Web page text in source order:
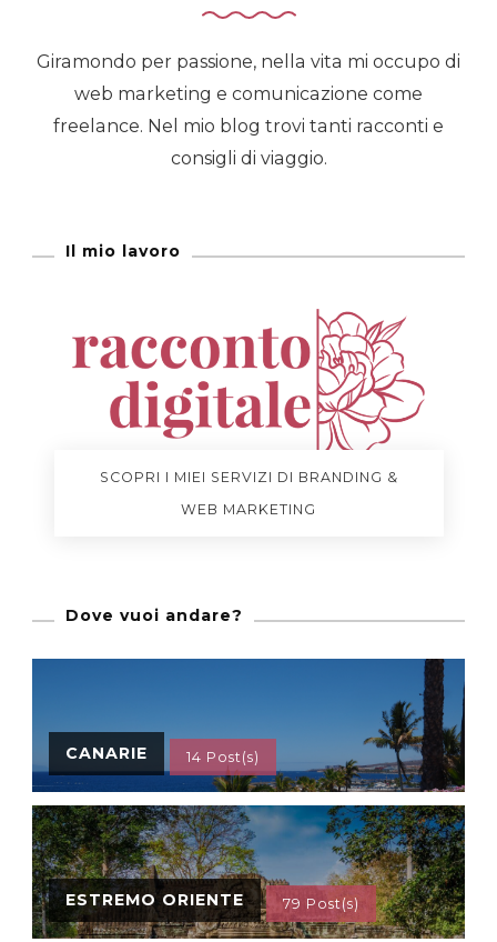
Giramondo per passione, nella vita mi occupo di
web marketing e comunicazione come
freelance. Nel mio blog trovi tanti racconti e
consigli di viaggio.
Il mio lavoro
SCOPRI I MIEI SERVIZI DI BRANDING &
WEB MARKETING
Dove vuoi andare?
CANARIE 14 Post(s)
ESTREMO ORIENTE 79 Post(s)